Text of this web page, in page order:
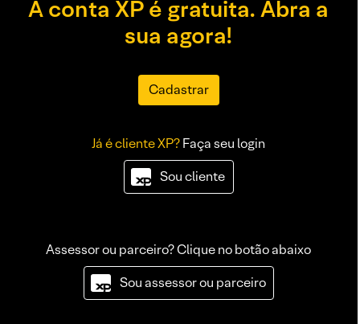
A conta XP é gratuita. Abra a
sua agora!
Cadastrar
Já é cliente XP?Faça seu login
Sou cliente
Assessor ou parceiro? Clique no botão abaixo
Sou assessor ou parceiro